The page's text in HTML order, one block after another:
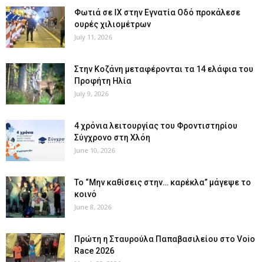
Φωτιά σε ΙΧ στην Εγνατία Οδό προκάλεσε
ουρές χιλιομέτρων
July 11, 2026
Στην Κοζάνη μεταφέρονται τα 14 ελάφια του
Προφήτη Ηλία
July 9, 2026
4 χρόνια λειτουργίας του Φροντιστηρίου
Σύγχρονο στη Χλόη
June 10, 2026
Το “Μην καθίσεις στην… καρέκλα” μάγεψε το
κοινό
June 8, 2026
Πρώτη η Σταυρούλα Παπαβασιλείου στο Voio
Race 2026